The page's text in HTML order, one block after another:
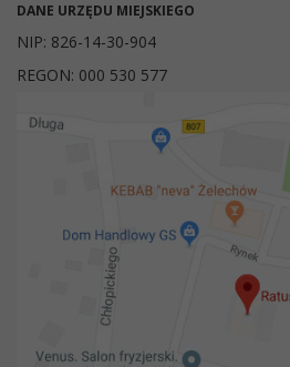
DANE URZĘDU MIEJSKIEGO
NIP: 826-14-30-904
REGON: 000 530 577